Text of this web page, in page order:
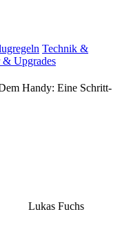
Technik &
& Upgrades
Handy: Eine Schritt-
Lukas Fuchs